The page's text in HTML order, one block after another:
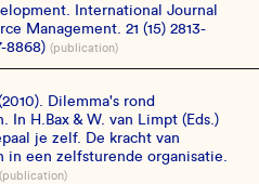
International Journal
Management. 21 (15) 2813-
8868) (publication)
Dilemma's rond
In H.Bax & W. van Limpt (Eds.)
je zelf. De kracht van
in een zelfsturende organisatie.
(publication)